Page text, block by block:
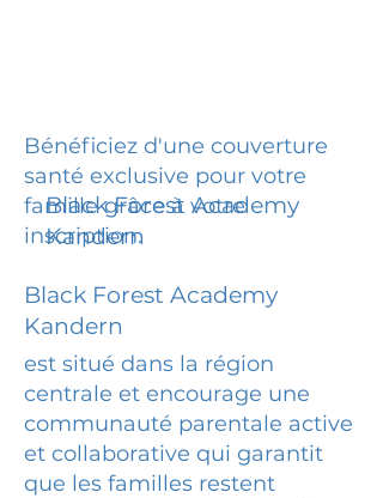
Bénéficiez d'une couverture
santé exclusive pour votre
famille grâce à votre
inscription.
Black Forest Academy
Kandern
Black Forest Academy
Kandern
est situé dans la région
centrale et encourage une
communauté parentale active
et collaborative qui garantit
que les familles restent